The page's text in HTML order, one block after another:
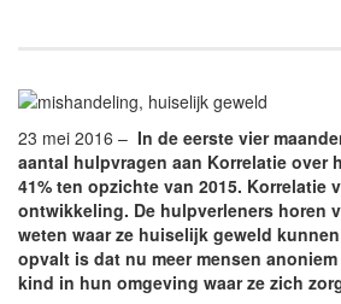
23 mei 2016 – In de eerste vier
aantal hulpvragen aan Korrelatie over
41% ten opzichte van 2015. Korrelatie
ontwikkeling. De hulpverleners horen
weten waar ze huiselijk geweld
opvalt is dat nu meer mensen
kind in hun omgeving waar ze zich